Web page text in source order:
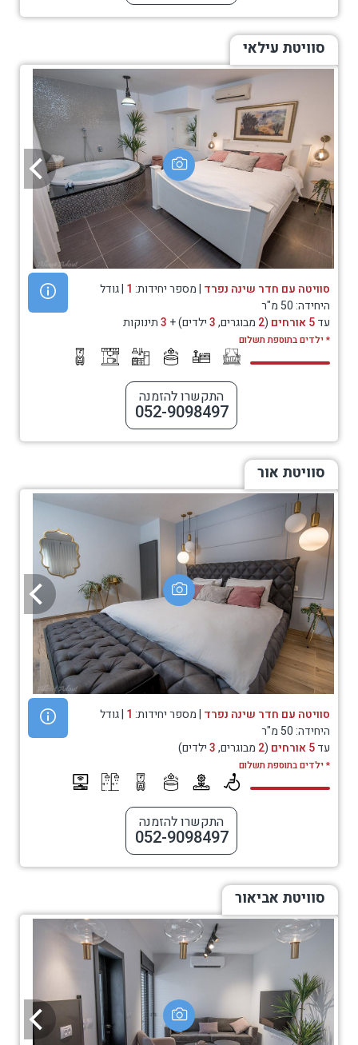
סוויטת עילאי
סוויטה עם חדר שינה נפרד | מספר יחידות: 1 | גודל
היחידה: 50 מ"ר
עד5 אורחים (
2 מבוגרים,3ילדים) + 3תינוקות
* ילדים בתוספת תשלום
התקשרו להזמנה
052-9098497
סוויטת אור
סוויטה עם חדר שינה נפרד | מספר יחידות: 1 | גודל
היחידה: 50 מ"ר
עד5 אורחים (
2 מבוגרים,3ילדים)
* ילדים בתוספת תשלום
התקשרו להזמנה
052-9098497
סוויטת אביאור